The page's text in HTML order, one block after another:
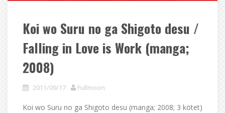
Koi wo Suru no ga Shigoto desu /
Falling in Love is Work (manga;
2008)
2011/09/17 Fullmoon
Koi wo Suru no ga Shigoto desu (manga; 2008; 3 kötet)